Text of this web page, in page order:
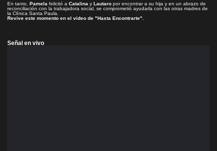
En tanto, Pamela felicitó a Catalina y Lautaro por encontrar a su hija y en un abrazo de
reconciliación con la trabajadora social, se comprometió ayudarla con las otras madres de
la Clínica Santa Paula.
Revive este momento en el video de "Hasta Encontrarte"
Señal en vivo